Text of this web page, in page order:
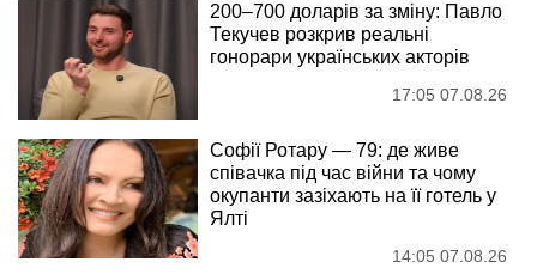
200–700 доларів за зміну: Павло
Текучев розкрив реальні
гонорари українських акторів
17:05 07.08.26
Софії Ротару — 79: де живе
співачка під час війни та чому
окупанти зазіхають на її готель у
Ялті
14:05 07.08.26